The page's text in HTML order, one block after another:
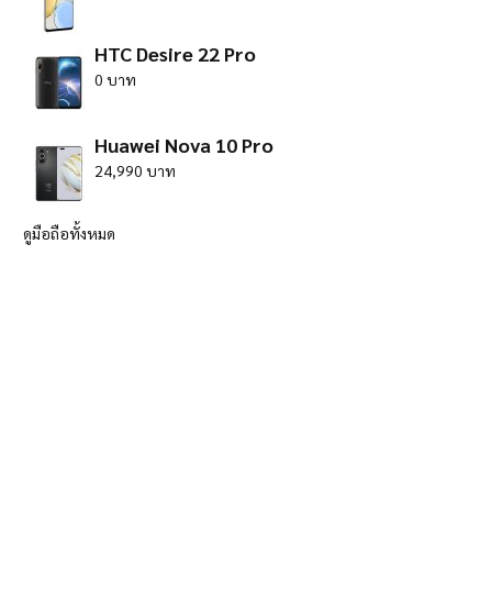
HTC Desire 22 Pro
0 บาท
Huawei Nova 10 Pro
24,990 บาท
ดูมือถือทั้งหมด